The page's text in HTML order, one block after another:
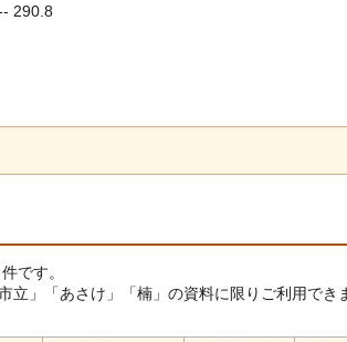
290.8
件です。
」「あさけ」「楠」の資料に限りご利用でき